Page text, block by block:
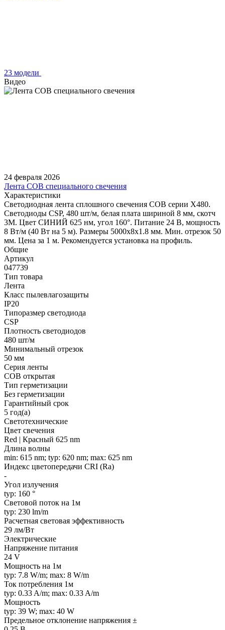
23 модели
Видео
24 февраля 2026
Лента COB специального свечения
Характеристики
Светодиодная лента сплошного свечения COB серии X480.
Светодиоды CSP, 480 шт/м, белая плата шириной 8 мм, скотч
3M. Цвет СИНИЙ 625 нм, угол 160°. Питание 24 В, мощность
8 Вт/м (40 Вт на 5 м). Размеры 5000х8х1.8 мм. Мин. отрезок 50
мм. Цена за 1 м. Рекомендуется установка на профиль.
Общие
Артикул
047739
Тип товара
Лента
Класс пылевлагозащиты
IP20
Типоразмер светодиода
CSP
Плотность светодиодов
480 шт/м
Минимальный отрезок
50 мм
Серия ленты
COB открытая
Тип герметизации
Без герметизации
Гарантийный срок
5 год(а)
Светотехнические
Цвет свечения
Red | Красный 625 nm
Длина волны
min: 615 nm; typ: 620 nm; max: 625 nm
Индекс цветопередачи CRI (Ra)
-
Угол излучения
typ: 160 °
Световой поток на 1м
typ: 230 lm/m
Расчетная световая эффективность
29 лм/Вт
Электрические
Напряжение питания
24 V
Мощность на 1м
typ: 7.8 W/m; max: 8 W/m
Ток потребления 1м
typ: 0.33 A/m; max: 0.33 A/m
Мощность
typ: 39 W; max: 40 W
Предельное отклонение напряжения ±